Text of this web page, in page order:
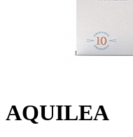
AQUILEA